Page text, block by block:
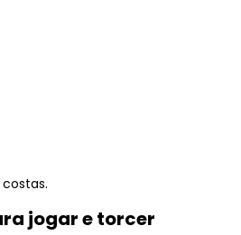
jogar e torcer